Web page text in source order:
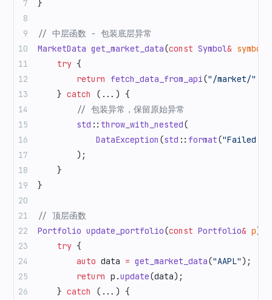
}
// 中层函数 - 包装底层异常
MarketData get_market_data(const Symbol& symbol
    try
{
        return
fetch_data_from_api("/market/"
    }
catch
(...) {
        // 包装异常，保留原始异常
        std
:: throw_with_nested(
            DataException
(std :: format("Failed
        );
    }
}
// 顶层函数
Portfolio update_portfolio(const Portfolio& p) {
    try
{
        auto
data = get_market_data("AAPL");
        return
p.update(data);
    }
catch
(...) {